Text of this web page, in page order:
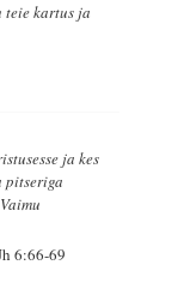
teie kartus ja
ja kes
pitseriga
6:66-69